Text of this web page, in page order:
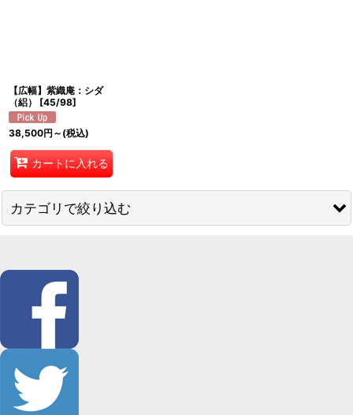
【広幅】紫織庵：シダ
（絽）
[45/98]
38,500円 ～ (税込)
カートに入れる
カテゴリで絞り込む
小千谷縮